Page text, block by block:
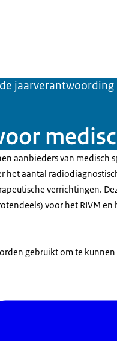
jaarverantwoording
aanbieders van medisch
het aantal
verrichtingen.
voor het RIVM en
gebruikt om te